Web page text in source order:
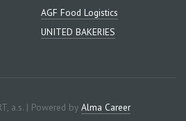
AGF Food Logistics
UNITED BAKERIES
a.s. | Powered by Alma Career